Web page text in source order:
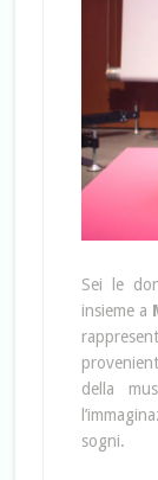
Sei le
insieme a
della
sogni.